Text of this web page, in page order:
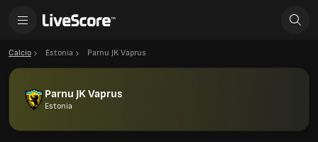
Calcio Estonia Parnu JK Vaprus
Parnu JK Vaprus
Estonia